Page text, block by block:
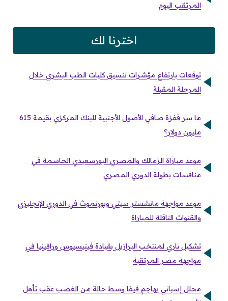
المرتقب اليوم
اخترنا لك
توقعات بارتفاع مؤشرات تنسيق كليات الطب البشري خلال
المرحلة المقبلة
ما سر قفزة صافي الأصول الأجنبية للبنك المركزي بقيمة 615
مليون دولار؟
موعد مباراة الزمالك والمصري البورسعيدي الحاسمة في
منافسات بطولة الدوري المصري
موعد مواجهة مانشستر سيتي وبورنموث في الدوري الإنجليزي
والقنوات الناقلة للمباراة
تشكيل ناري لمنتخب البرازيل بقيادة فينيسيوس ورافينيا في
مواجهة مصر المرتقبة
محلل إسباني يهاجم فيفا وسط حالة من الغضب عقب تأهل